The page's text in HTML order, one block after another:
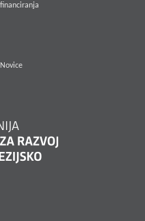
Novice